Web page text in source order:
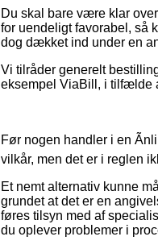
Du skal bare være klar
for uendeligt favorabel, så
dog dækket ind under en
Vi tilråder generelt
eksempel ViaBill, i tilfælde
Før nogen handler i en
vilkår, men det er i reglen
Et nemt alternativ kunne
grundet at det er en
føres tilsyn med af
du oplever problemer i